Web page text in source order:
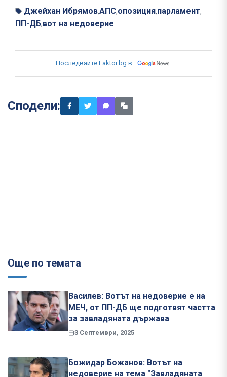
Джейхан Ибрямов,АПС,опозиция,парламент,
ПП-ДБ,вот на недоверие
Последвайте Faktor.bg в
Сподели:
Още по темата
Василев: Вотът на недоверие е на
МЕЧ, от ПП-ДБ ще подготвят частта
за завладяната държава
3 Септември, 2025
Божидар Божанов: Вотът на
недоверие на тема "Завладяната